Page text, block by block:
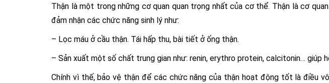
Thận là một trong những cơ quan quan trọng nhất của cơ thể. Thận là cơ
đảm nhận các chức năng sinh lý như:
– Lọc máu ở cầu thận. Tái hấp thu, bài tiết ở ống thận.
– Sản xuất một số chất trung gian như: renin, erythro protein, calcitonin… giúp
Chính vì thế, bảo vệ thận để các chức năng của thận hoạt động tốt là điều